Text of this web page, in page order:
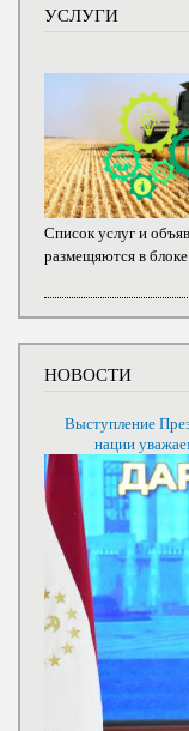
УСЛУГИ
Список услуг и
размещяются в блоке
НОВОСТИ
Выступление
нации